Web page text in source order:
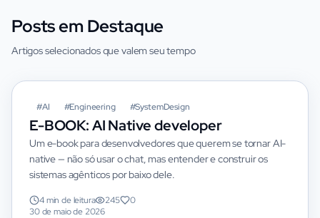
Posts em Destaque
Artigos selecionados que valem seu tempo
#AI #Engineering #SystemDesign
E-BOOK: AI Native developer
Um e-book para desenvolvedores que querem se tornar AI-
native — não só usar o chat, mas entender e construir os
sistemas agênticos por baixo dele.
4 min de leitura 245
0
30 de maio de 2026